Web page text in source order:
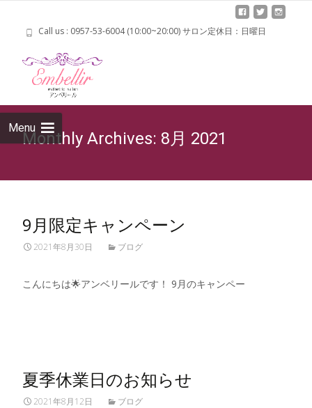
Call us : 0957-53-6004 (10:00~20:00) サロン定休日：日曜日
Menu
Monthly Archives: 8月 2021
9月限定キャンペーン
2021年8月30日 ブログ
こんにちは🌟アンベリールです！ 9月のキャンペー
夏季休業日のお知らせ
2021年8月12日 ブログ